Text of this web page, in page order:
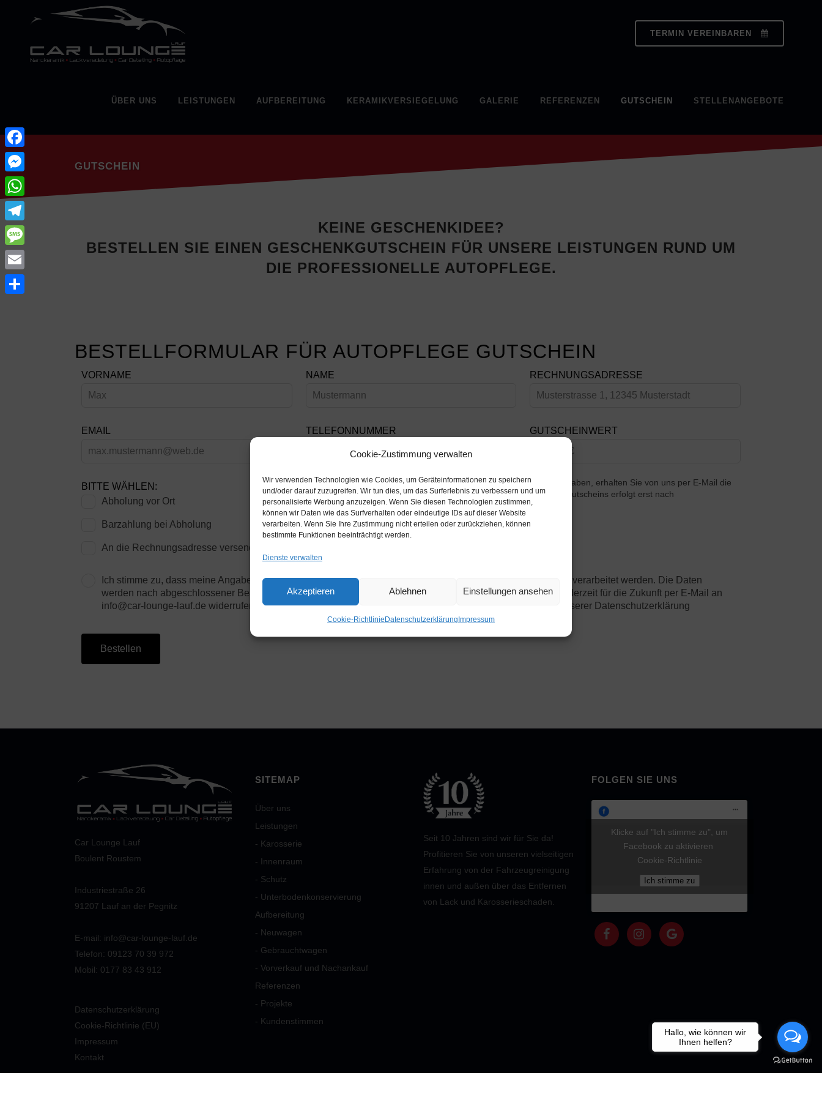
Cookie-Zustimmung verwalten
Wir verwenden Technologien wie Cookies, um Geräteinformationen zu speichern
und/oder darauf zuzugreifen. Wir tun dies, um das Surferlebnis zu verbessern und um
personalisierte Werbung anzuzeigen. Wenn Sie diesen Technologien zustimmen,
können wir Daten wie das Surfverhalten oder eindeutige IDs auf dieser Website
verarbeiten. Wenn Sie Ihre Zustimmung nicht erteilen oder zurückziehen, können
bestimmte Funktionen beeinträchtigt werden.
Dienste verwalten
Akzeptieren Ablehnen Einstellungen ansehen
Cookie-RichtlinieDatenschutzerklärungImpressum
TERMIN VEREINBAREN
ÜBER UNS LEISTUNGEN AUFBEREITUNG KERAMIKVERSIEGELUNG GALERIE REFERENZEN GUTSCHEIN STELLENANGEBOTE
GUTSCHEIN
KEINE GESCHENKIDEE?
BESTELLEN SIE EINEN GESCHENKGUTSCHEIN FÜR UNSERE LEISTUNGEN RUND UM
DIE PROFESSIONELLE AUTOPFLEGE.
BESTELLFORMULAR FÜR AUTOPFLEGE GUTSCHEIN
Lass
VORNAME NAME RECHNUNGSADRESSE
EMAIL TELEFONNUMMER GUTSCHEINWERT
BITTE WÄHLEN:
Abholung vor Ort
Barzahlung bei Abholung
An die Rechnungsadresse versenden
Nachdem Sie das Formular ausgefüllt haben, erhalten Sie von uns per E-Mail die
Rechnung als PDF. Die Lieferung des Gutscheins erfolgt erst nach
Zahlungseingang
Ich stimme zu, dass meine Angaben aus dem Bestellformular zur Beantwortung meiner Anfrage erhoben und verarbeitet werden. Die Daten
werden nach abgeschlossener Bearbeitung Ihrer Anfrage gelöscht. Hinweis: Sie können Ihre Einwilligung jederzeit für die Zukunft per E-Mail an
info@car-lounge-lauf.de widerrufen. Detaillierte Informationen zum Umgang mit Nutzerdaten finden Sie in unserer Datenschutzerklärung
Bestellen
Car Lounge Lauf
Boulent Roustem
Industriestraße 26
91207 Lauf an der Pegnitz
E-mail: info@car-lounge-lauf.de
Telefon: 09123 70 39 972
Mobil: 0177 83 43 912
Datenschutzerklärung
Cookie-Richtlinie (EU)
Impressum
Kontakt
SITEMAP
Über uns
Leistungen
- Karosserie
- Innenraum
- Schutz
- Unterbodenkonservierung
Aufbereitung
- Neuwagen
- Gebrauchtwagen
- Vorverkauf und Nachankauf
Referenzen
- Projekte
- Kundenstimmen
Seit 10 Jahren sind wir für Sie da!
Profitieren Sie von unseren vielseitigen
Erfahrung von der Fahrzeugreinigung
innen und außen über das Entfernen
von Lack und Karosserieschaden.
FOLGEN SIE UNS
Klicke auf "Ich stimme zu", um
Facebook zu aktivieren
Cookie-Richtlinie
Ich stimme zu
Facebook
Messenger
WhatsApp
Telegram
Message
Email
Hallo, wie können wir
Ihnen helfen?